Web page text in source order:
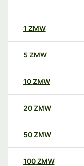
1 ZMW
5 ZMW
10ZMW
20ZMW
50ZMW
100ZMW